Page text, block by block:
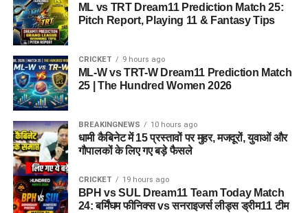
ML vs TRT Dream11 Prediction Match 25:
Pitch Report, Playing 11 & Fantasy Tips
CRICKET 9 hours ago
ML-W vs TRT-W Dream11 Prediction Match
25 | The Hundred Women 2026
BREAKINGNEWS 10 hours ago
धामी कैबिनेट में 15 प्रस्तावों पर मुहर, मजदूरों, युवाओं और
गौपालकों के लिए गए बड़े फैसले
CRICKET 19 hours ago
BPH vs SUL Dream11 Team Today Match
24: बर्मिंघम फीनिक्स vs सनराइजर्स लीड्स ड्रीम11 टीम